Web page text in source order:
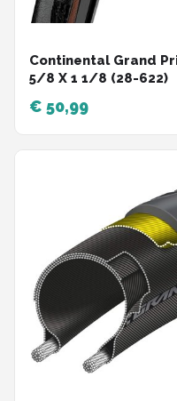
Continental Grand
5/8 X 1 1/8 (28-622)
€ 50,99